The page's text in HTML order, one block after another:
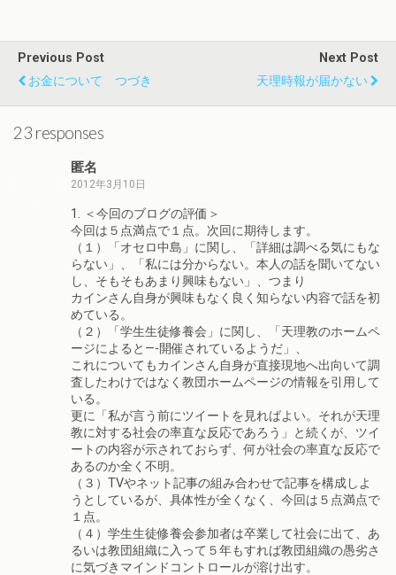
Previous Post
お金について つづき
Next Post
天理時報が届かない
23 responses
匿名
2012年3月10日
1. ＜今回のブログの評価＞
今回は５点満点で１点。次回に期待します。
（１）「オセロ中島」に関し、「詳細は調べる気にもな
らない」、「私には分からない。本人の話を聞いてない
し、そもそもあまり興味もない」、つまり
カインさん自身が興味もなく良く知らない内容で話を初
めている。
（２）「学生生徒修養会」に関し、「天理教のホームペ
ージによると—-開催されているようだ」、
これについてもカインさん自身が直接現地へ出向いて調
査したわけではなく教団ホームページの情報を引用して
いる。
更に「私が言う前にツイートを見ればよい。それが天理
教に対する社会の率直な反応であろう」と続くが、ツイ
ートの内容が示されておらず、何が社会の率直な反応で
あるのか全く不明。
（３）TVやネット記事の組み合わせで記事を構成しよ
うとしているが、具体性が全くなく、今回は５点満点で
１点。
（４）学生生徒修養会参加者は卒業して社会に出て、あ
るいは教団組織に入って５年もすれば教団組織の愚劣さ
に気づきマインドコントロールが溶け出す。